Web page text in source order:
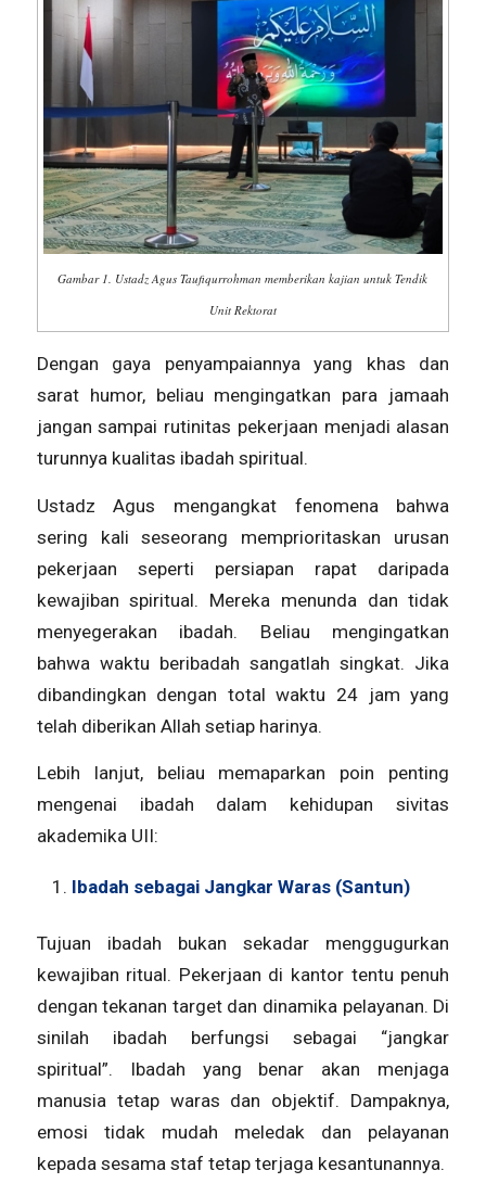
Gambar 1. Ustadz Agus Taufiqurrohman memberikan kajian untuk Tendik
Unit Rektorat
Dengan gaya penyampaiannya yang khas dan
sarat humor, beliau mengingatkan para jamaah
jangan sampai rutinitas pekerjaan menjadi alasan
turunnya kualitas ibadah spiritual.
Ustadz Agus mengangkat fenomena bahwa
sering kali seseorang memprioritaskan urusan
pekerjaan seperti persiapan rapat daripada
kewajiban spiritual. Mereka menunda dan tidak
menyegerakan ibadah. Beliau mengingatkan
bahwa waktu beribadah sangatlah singkat. Jika
dibandingkan dengan total waktu 24 jam yang
telah diberikan Allah setiap harinya.
Lebih lanjut, beliau memaparkan poin penting
mengenai ibadah dalam kehidupan sivitas
akademika UII:
Ibadah sebagai Jangkar Waras (Santun)
Tujuan ibadah bukan sekadar menggugurkan
kewajiban ritual. Pekerjaan di kantor tentu penuh
dengan tekanan target dan dinamika pelayanan. Di
sinilah ibadah berfungsi sebagai “jangkar
spiritual”. Ibadah yang benar akan menjaga
manusia tetap waras dan objektif. Dampaknya,
emosi tidak mudah meledak dan pelayanan
kepada sesama staf tetap terjaga kesantunannya.